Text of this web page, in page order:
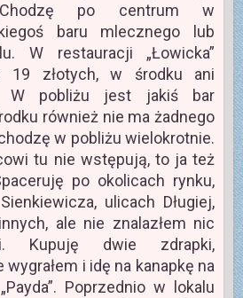
po centrum w
baru mlecznego lub
W restauracji „Łowicka”
19 złotych, w środku ani
W pobliżu jest jakiś bar
również nie ma żadnego
w pobliżu wielokrotnie.
tu nie wstępują, to ja też
po okolicach rynku,
ulicach Długiej,
ale nie znalazłem nic
Kupuję dwie zdrapki,
i idę na kanapkę na
Poprzednio w lokalu